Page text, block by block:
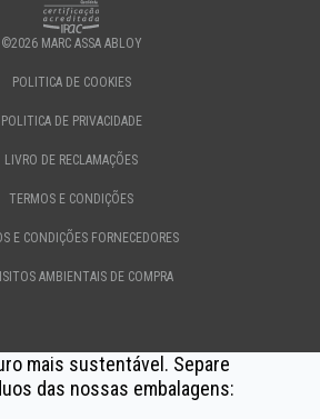
©2026 MARC ASSA ABLOY
POLITICA DE COOKIES
POLITICA DE PRIVACIDADE
LIVRO DE RECLAMAÇÕES
TERMOS E CONDIÇÕES
E CONDIÇÕES FORNECEDORES
AMBIENTAIS DE COMPRA
mais sustentável. Separe
das nossas embalagens: